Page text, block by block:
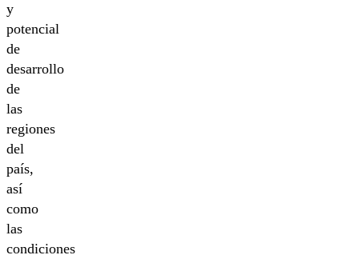
y
potencial
de
desarrollo
de
las
regiones
del
país,
así
como
las
condiciones